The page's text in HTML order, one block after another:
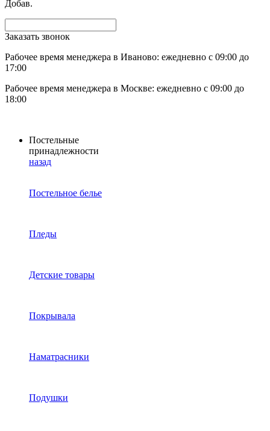
Добав.
Заказать звонок
Рабочее время менеджера в Иваново: ежедневно с 09:00 до
17:00
Рабочее время менеджера в Москве: ежедневно с 09:00 до
18:00
Постельные
принадлежности
назад
Постельное белье
Пледы
Детские товары
Покрывала
Наматрасники
Подушки